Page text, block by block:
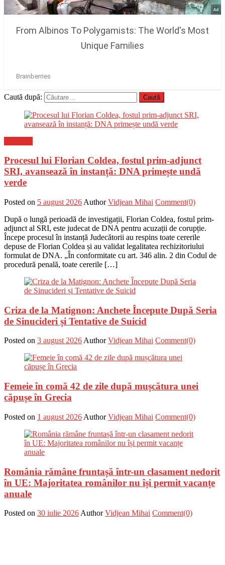
Caută după:
Procesul lui Florian Coldea, fostul prim-adjunct
SRI, avansează în instanță: DNA primește undă
verde
Posted on 5 august 2026 Author Vidjean Mihai Comment(0)
După o lungă perioadă de investigații, Florian Coldea, fostul prim-
adjunct al SRI, este judecat de DNA pentru acuzații de corupție.
Începe procesul în instanță Judecătorii au respins toate cererile
depuse de Florian Coldea și au validat legalitatea rechizitoriului
formulat de DNA. „În conformitate cu art. 346 alin. 2 din Codul de
procedură penală, toate cererile […]
Criza de la Matignon: Anchete Începute După Seria
de Sinucideri și Tentative de Suicid
Posted on 3 august 2026Author Vidjean Mihai Comment(0)
Femeie în comă 42 de zile după mușcătura unei
căpușe în Grecia
Posted on 1 august 2026 Author Vidjean Mihai Comment(0)
România rămâne fruntașă într-un clasament nedorit
în UE: Majoritatea românilor nu își permit vacanțe
anuale
Posted on 30 iulie 2026 Author Vidjean Mihai Comment(0)